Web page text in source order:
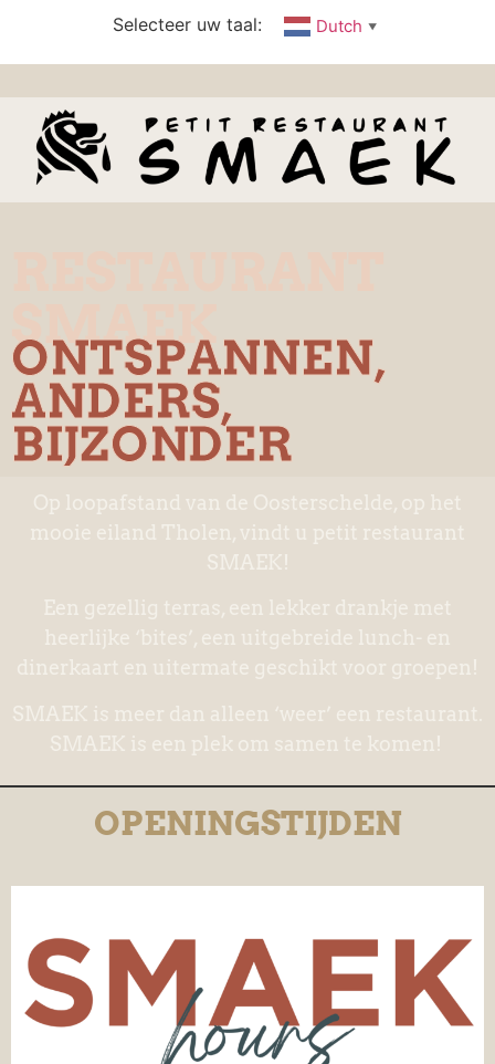
Selecteer uw taal: Dutch ▼
SMAEK
ONTSPANNEN,
ANDERS,
BIJZONDER
OPENINGSTIJDEN